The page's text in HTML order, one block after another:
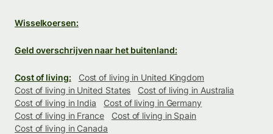
Wisselkoersen:
Geld overschrijven naar het buitenland:
Cost of living:
Cost of living in United Kingdom
Cost of living in United States
Cost of living in Australia
Cost of living in India
Cost of living in Germany
Cost of living in France
Cost of living in Spain
Cost of living in Canada